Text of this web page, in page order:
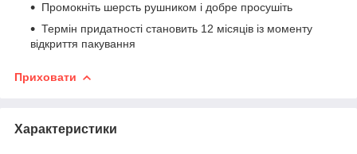
Промокніть шерсть рушником і добре просушіть
Термін придатності становить 12 місяців із моменту
відкриття пакування
Приховати
Характеристики